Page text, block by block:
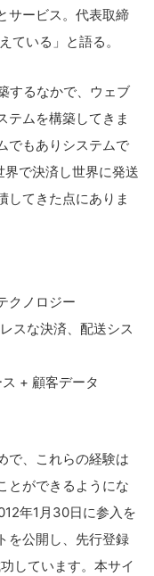
サービス。代表取締
ている」と語る。
するなかで、ウェブ
テムを構築してきま
でもありシステムで
で決済し世界に発送
してきた点にありま
クノロジー
スな決済、配送シス
+ 顧客データ
で、これらの経験は
とができるようにな
年1月30日に参入を
を公開し、先行登録
しています。本サイ